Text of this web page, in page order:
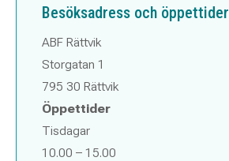
Besöksadress och öppettider
ABF Rättvik
Storgatan 1
795 30 Rättvik
Öppettider
Tisdagar
10.00 – 15.00